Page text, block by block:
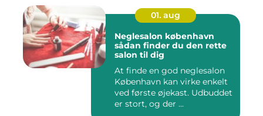
01. aug
Neglesalon københavn
sådan finder du den rette
salon til dig
At finde en god neglesalon
København kan virke enkelt
ved første øjekast. Udbuddet
er stort, og der ...